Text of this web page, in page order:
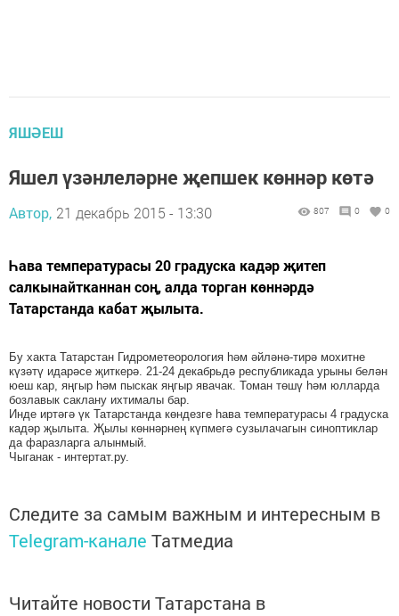
ЯШӘЕШ
Яшел үзәнлеләрне җепшек көннәр көтә
Автор, 21 декабрь 2015 - 13:30 807 0 0
Һава температурасы 20 градуска кадәр җитеп
салкынайтканнан соң, алда торган көннәрдә
Татарстанда кабат җылыта.
Бу хакта Татарстан Гидрометеорология һәм әйләнә-тирә мохитне
күзәтү идарәсе җиткерә. 21-24 декабрьдә республикада урыны белән
юеш кар, яңгыр һәм пыскак яңгыр явачак. Томан төшү һәм юлларда
бозлавык саклану ихтималы бар.
Инде иртәгә үк Татарстанда көндезге һава температурасы 4 градуска
кадәр җылыта. Җылы көннәрнең күпмегә сузылачагын синоптиклар
да фаразларга алынмый.
Чыганак - интертат.ру.
Следите за самым важным и интересным в
Telegram-канале Татмедиа
Читайте новости Татарстана в